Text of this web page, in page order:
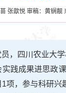
张歆悦 审稿：黄锎靓
，四川农业大
践成果进思政
项，参与科研兴